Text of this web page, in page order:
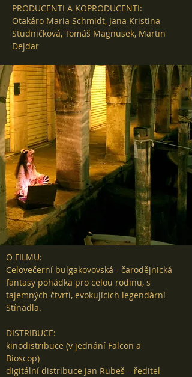
PRODUCENTI A KOPRODUCENTI:
Otakáro Maria Schmidt, Jana Kristina
Studničková, Tomáš Magnusek, Martin
Dejdar
O FILMU:
Celovečerní bulgakovovská - čarodějnická
fantasy pohádka pro celou rodinu, s
tajemných čtvrtí, evokujících legendární
Stínadla.
DISTRIBUCE:
kinodistribuce (v jednání Falcon a
Bioscop)
digitální distribuce Jan Rubeš – ředitel